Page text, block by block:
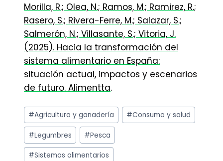
Morilla, R.; Olea, N.; Ramos, M.; Ramirez, R.;
Rasero, S.; Rivera-Ferre, M.; Salazar, S.;
Salmerón, N.; Villasante, S.; Vitoria, J.
(2025). Hacia la transformación del
sistema alimentario en España:
situación actual, impactos y escenarios
de futuro. Alimentta.
Etiquetas
de
la
entrada:
#Agricultura y ganadería #Consumo y salud
#Legumbres #Pesca
#Sistemas alimentarios